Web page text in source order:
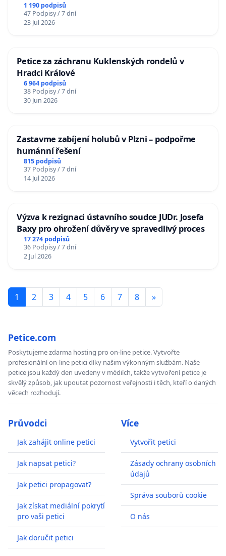
1 190 podpisů
47 Podpisy / 7 dní
23 Jul 2026
Petice za záchranu Kuklenských rondelů v
Hradci Králové
6 964 podpisů
38 Podpisy / 7 dní
30 Jun 2026
Zastavme zabíjení holubů v Plzni – podpořme
humánní řešení
815 podpisů
37 Podpisy / 7 dní
14 Jul 2026
Výzva k rezignaci ústavního soudce JUDr. Josefa
Baxy pro ohrožení důvěry ve spravedlivý proces
17 274 podpisů
36 Podpisy / 7 dní
2 Jul 2026
1 2 3 4 5 6 7 8 »
Petice.com
Poskytujeme zdarma hosting pro on-line petice. Vytvořte
profesionální on-line petici díky našim výkonným službám. Naše
petice jsou každý den uvedeny v médiích, takže vytvoření petice je
skvělý způsob, jak upoutat pozornost veřejnosti i těch, kteří o daných
věcech rozhodují.
Průvodci
Jak zahájit online petici
Jak napsat petici?
Jak petici propagovat?
Jak získat mediální pokrytí
pro vaši petici
Jak doručit petici
Více
Vytvořit petici
Zásady ochrany osobních
údajů
Správa souborů cookie
O nás